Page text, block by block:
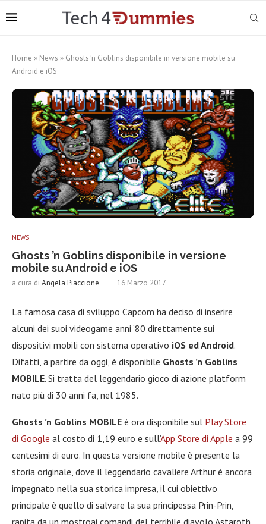
Home » News » Ghosts ’n Goblins disponibile in versione mobile su
Android e iOS
NEWS
Ghosts ’n Goblins disponibile in versione
mobile su Android e iOS
a cura di Angela Piaccione 16 Marzo 2017
La famosa casa di sviluppo Capcom ha deciso di inserire
alcuni dei suoi videogame anni ’80 direttamente sui
dispositivi mobili con sistema operativo iOS ed Android.
Difatti, a partire da oggi, è disponibile Ghosts ’n Goblins
MOBILE. Si tratta del leggendario gioco di azione platform
nato più di 30 anni fa, nel 1985.
Ghosts ’n Goblins MOBILE è ora disponibile sul Play Store
di Google al costo di 1,19 euro e sull’App Store di Apple a 99
centesimi di euro. In questa versione mobile è presente la
storia originale, dove il leggendario cavaliere Arthur è ancora
impegnato nella sua storica impresa, il cui obiettivo
principale è quello di salvare la sua principessa Prin-Prin,
rapita da un mostroai comandi del terribile diavolo Astaroth,